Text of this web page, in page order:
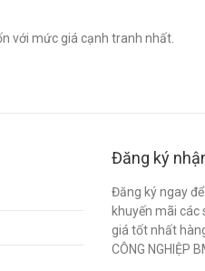
với mức giá cạnh tranh nhất.
Đăng ký
Đăng ký ngay
khuyến mãi các
giá tốt nhất
CÔNG NGHIỆP